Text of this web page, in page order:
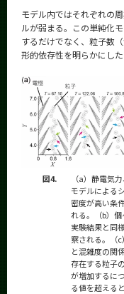
モデル内ではそれぞれの
ルが弱まる。この単純化
するだけでなく、粒子数
形的依存性を明らかにした
図4.
（a）静電気
モデルによる
密度が高い条
れる。（b）
実験結果と同
察される。（
と混雑度の関
存在する粒子
が増加するに
る値を超える